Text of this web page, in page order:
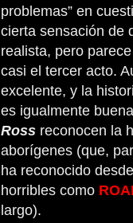
problemas” en
cierta sensación de
realista, pero
casi el tercer acto.
excelente, y la
es igualmente
Ross reconocen la
aborígenes (que,
ha reconocido
horribles como
largo).